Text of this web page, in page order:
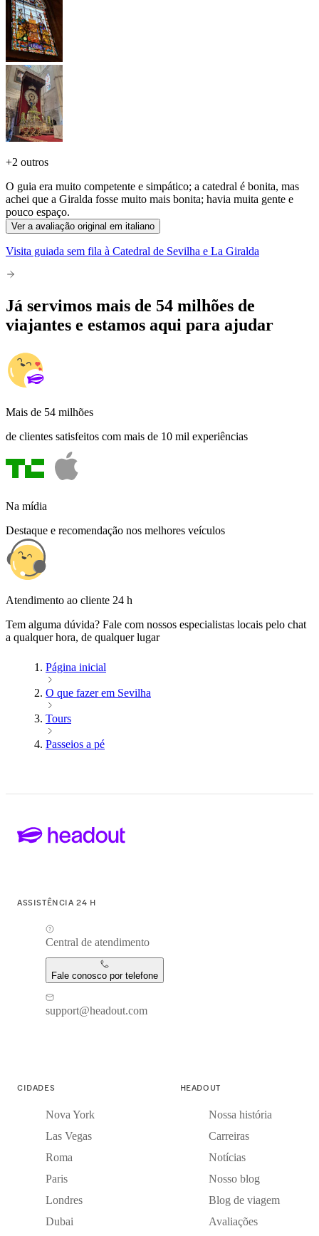
+2 outros
O guia era muito competente e simpático; a catedral é bonita, mas
achei que a Giralda fosse muito mais bonita; havia muita gente e
pouco espaço.
Ver a avaliação original em italiano
Visita guiada sem fila à Catedral de Sevilha e La Giralda
Já servimos mais de 54 milhões de
viajantes e estamos aqui para ajudar
Mais de 54 milhões
de clientes satisfeitos com mais de 10 mil experiências
Na mídia
Destaque e recomendação nos melhores veículos
Atendimento ao cliente 24 h
Tem alguma dúvida? Fale com nossos especialistas locais pelo chat
a qualquer hora, de qualquer lugar
Página inicial
O que fazer em Sevilha
Tours
Passeios a pé
ASSISTÊNCIA 24 H
Central de atendimento
Fale conosco por telefone
support@headout.com
CIDADES
Nova York
Las Vegas
Roma
Paris
Londres
Dubai
HEADOUT
Nossa história
Carreiras
Notícias
Nosso blog
Blog de viagem
Avaliações